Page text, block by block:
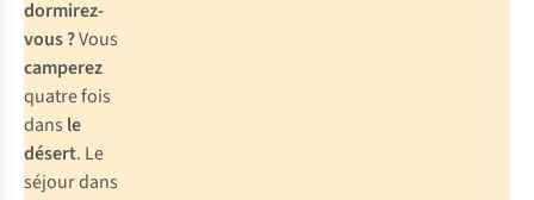
dormirez-
vous ?Vous
camperez
quatre fois
dans le
désert. Le
séjour dans